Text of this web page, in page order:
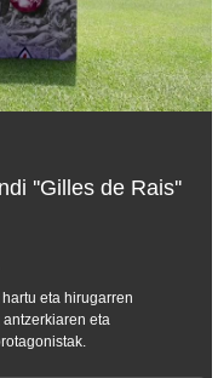
''Gilles de Rais''
eta hirugarren
eta